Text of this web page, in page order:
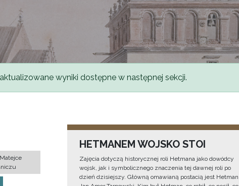
wyniki dostępne w następnej sekcji.
HETMANEM WOJSKO STOI
Zajęcia dotyczą historycznej roli Hetmana jako dowódcy
wojsk, jak i symbolicznego znaczenia tej dawnej roli po
dzień dzisiejszy. Główną omawianą postacią jest Hetman